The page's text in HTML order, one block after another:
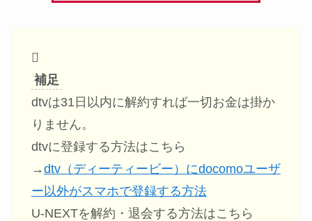
補足
dtvは31日以内に解約すれば一切お金は掛か
りません。
dtvに登録する方法はこちら
→dtv（ディーティービー）にdocomoユーザ
ー以外がスマホで登録する方法
U-NEXTを解約・退会する方法はこちら